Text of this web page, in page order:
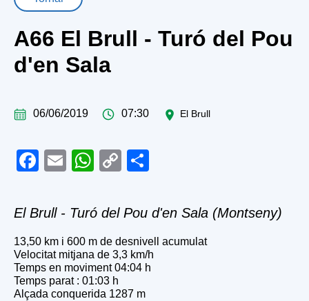
A66 El Brull - Turó del Pou
d'en Sala
06/06/2019 07:30 El Brull
Facebook
EmailWhatsApp
Copy
El Brull - Turó del Pou d'en Sala (Montseny)
13,50 km i 600 m de desnivell acumulat
Velocitat mitjana de 3,3 km/h
Temps en moviment 04:04 h
Temps parat : 01:03 h
Alçada conquerida 1287 m